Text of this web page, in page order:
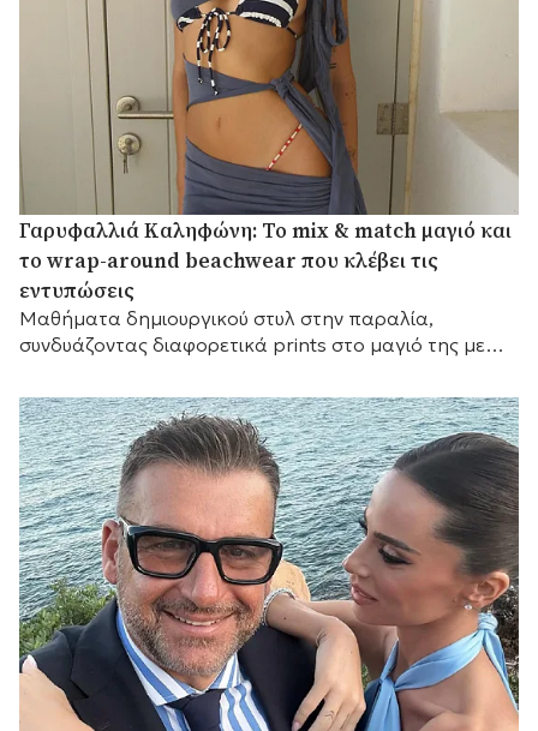
Γαρυφαλλιά Καληφώνη: Το mix & match μαγιό και
το wrap-around beachwear που κλέβει τις
εντυπώσεις
Mαθήματα δημιουργικού στυλ στην παραλία,
συνδυάζοντας διαφορετικά prints στο μαγιό της με